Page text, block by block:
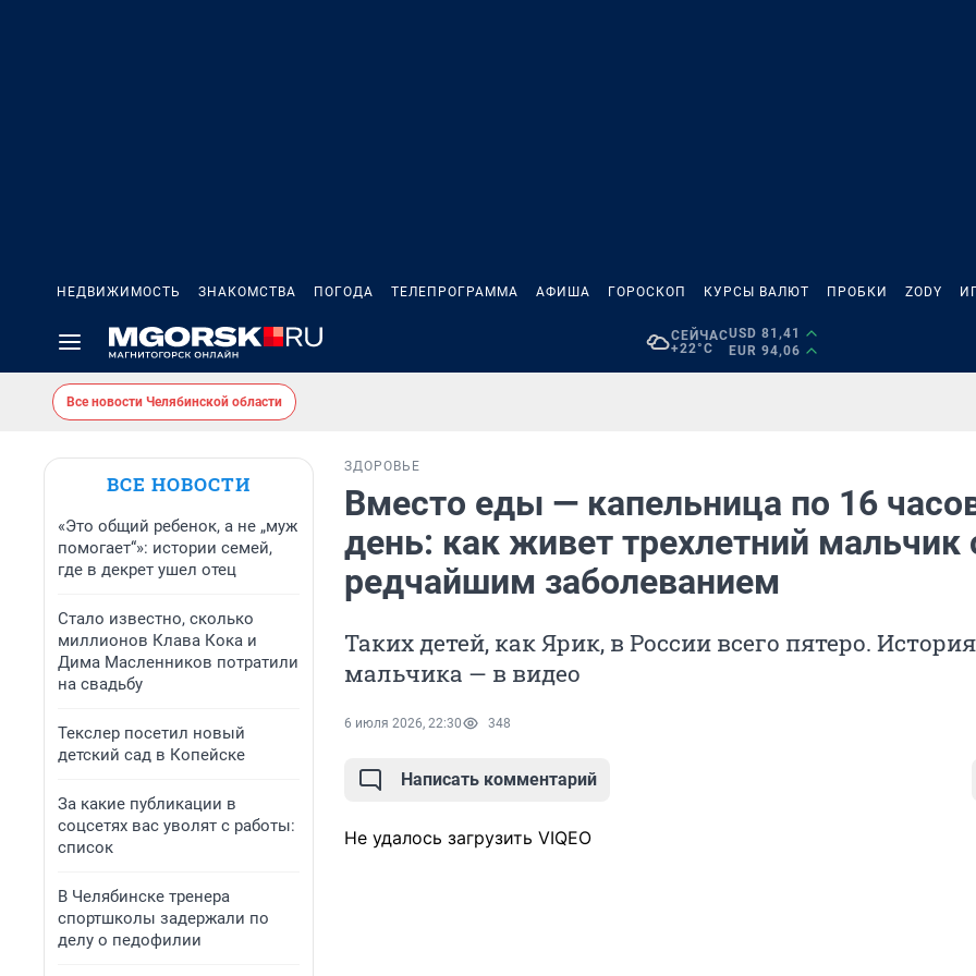
НЕДВИЖИМОСТЬ ЗНАКОМСТВА ПОГОДА ТЕЛЕПРОГРАММА АФИША ГОРОСКОП КУРСЫ ВАЛЮТ ПРОБКИ ZODY
СЕЙЧАС
+22°C
USD 81,41
EUR 94,06
Все новости Челябинской области
ВСЕ НОВОСТИ
«Это общий ребенок, а не „муж
помогает“»: истории семей,
где в декрет ушел отец
Стало известно, сколько
миллионов Клава Кока и
Дима Масленников потратили
на свадьбу
Текслер посетил новый
детский сад в Копейске
За какие публикации в
соцсетях вас уволят с работы:
список
В Челябинске тренера
спортшколы задержали по
делу о педофилии
ЗДОРОВЬЕ
Вместо еды — капельница по 16
день: как живет трехлетний мальчик
редчайшим заболеванием
Таких детей, как Ярик, в России всего пятеро. История
мальчика — в видео
6 июля 2026, 22:30 348
Написать комментарий
Не удалось загрузить VIQEO